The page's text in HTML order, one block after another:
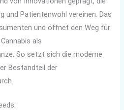
und Patientenwohl vereinen. Das
und öffnet den Weg für
als
So setzt sich die moderne
Bestandteil der